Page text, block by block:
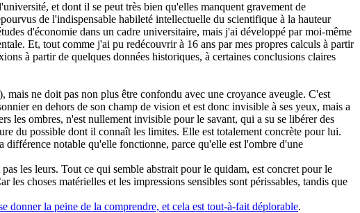
et dont il se peut très bien qu'elles manquent gravement de
de l'indispensable habileté intellectuelle du scientifique à la hauteur
d'économie dans un cadre universitaire, mais j'ai développé par moi-même
Et, tout comme j'ai pu redécouvrir à 16 ans par mes propres calculs à partir
à partir de quelques données historiques, à certaines conclusions claires
ne doit pas non plus être confondu avec une croyance aveugle. C'est
en dehors de son champ de vision et est donc invisible à ses yeux, mais a
les ombres, n'est nullement invisible pour le savant, qui a su se libérer des
du possible dont il connaît les limites. Elle est totalement concrète pour lui.
notable qu'elle fonctionne, parce qu'elle est l'ombre d'une
les leurs. Tout ce qui semble abstrait pour le quidam, est concret pour le
choses matérielles et les impressions sensibles sont périssables, tandis que
donner la peine de la comprendre, et cela est tout-à-fait déplorable.